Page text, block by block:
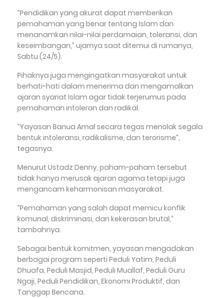
“Pendidikan yang akurat dapat memberikan
pemahaman yang benar tentang Islam dan
menanamkan nilai-nilai perdamaian, toleransi, dan
keseimbangan,” ujarnya saat ditemui di rumanya,
Sabtu (24/5).
Pihaknya juga mengingatkan masyarakat untuk
berhati-hati dalam menerima dan mengamalkan
ajaran syariat Islam agar tidak terjerumus pada
pemahaman intoleran dan radikal.
“Yayasan Banua Amal secara tegas menolak segala
bentuk intoleransi, radikalisme, dan terorisme”,
tegasnya.
Menurut Ustadz Denny, paham-paham tersebut
tidak hanya merusak ajaran agama tetapi juga
mengancam keharmonisan masyarakat.
“Pemahaman yang salah dapat memicu konflik
komunal, diskriminasi, dan kekerasan brutal,”
tambahnya.
Sebagai bentuk komitmen, yayasan mengadakan
berbagai program seperti Peduli Yatim, Peduli
Dhuafa, Peduli Masjid, Peduli Muallaf, Peduli Guru
Ngaji, Peduli Pendidikan, Ekonomi Produktif, dan
Tanggap Bencana.